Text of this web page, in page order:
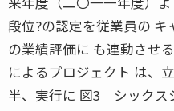
段位?の認定を従業員の
の業績評価に も連動さ
によるプロジェクト は、
半、実行に 図3 シックス